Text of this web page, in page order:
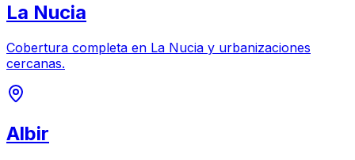
La Nucia
Cobertura completa en La Nucia y urbanizaciones
cercanas.
Albir